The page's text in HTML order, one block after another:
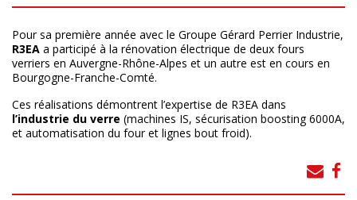
Pour sa première année avec le Groupe Gérard Perrier Industrie,
R3EA a participé à la rénovation électrique de deux fours
verriers en Auvergne-Rhône-Alpes et un autre est en cours en
Bourgogne-Franche-Comté.
Ces réalisations démontrent l’expertise de R3EA dans
l’industrie du verre (machines IS, sécurisation boosting 6000A,
et automatisation du four et lignes bout froid).